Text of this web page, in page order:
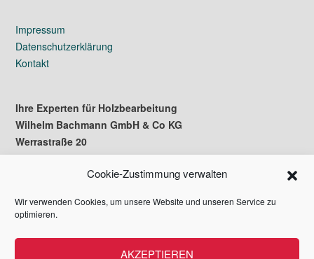
Cookie-Zustimmung verwalten
Wir verwenden Cookies, um unsere Website und unseren Service zu
optimieren.
AKZEPTIEREN
Impressum
Datenschutzerklärung
Kontakt
Ihre Experten für Holzbearbeitung
Wilhelm Bachmann GmbH & Co KG
Werrastraße 20
37242 Bad Sooden-Allendorf
Telefon: 05652-95800
Telefax: 05652-6135
E-Mail: wb(at)maschinen-bachmann.de